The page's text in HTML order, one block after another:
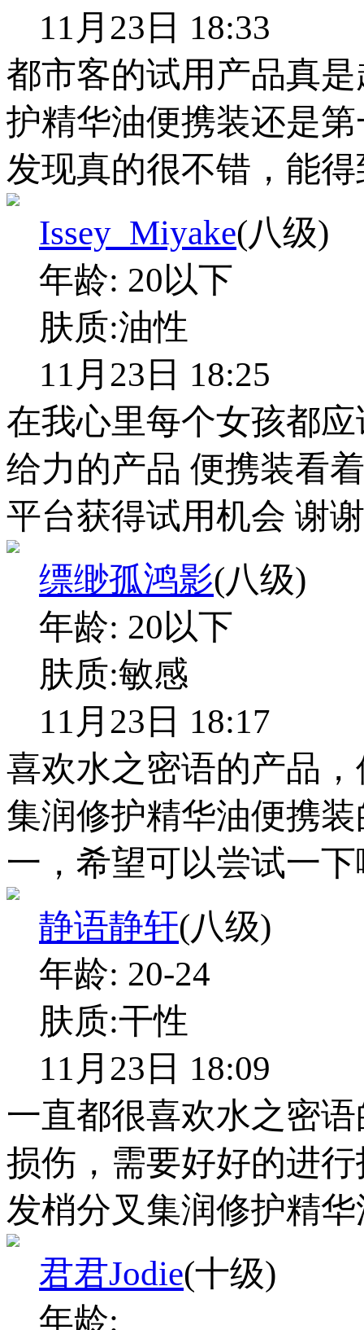
11月23日 18:33
都市客的试用产品真
护精华油便携装还是
发现真的很不错，能
Issey_Miyake(八级)
年龄: 20以下
肤质:油性
11月23日 18:25
在我心里每个女孩都
给力的产品 便携装看
平台获得试用机会 谢谢
缥缈孤鸿影(八级)
年龄: 20以下
肤质:敏感
11月23日 18:17
喜欢水之密语的产品
集润修护精华油便携
一，希望可以尝试一
静语静轩(八级)
年龄: 20-24
肤质:干性
11月23日 18:09
一直都很喜欢水之密
损伤，需要好好的进
发梢分叉集润修护精
君君Jodie(十级)
年龄: